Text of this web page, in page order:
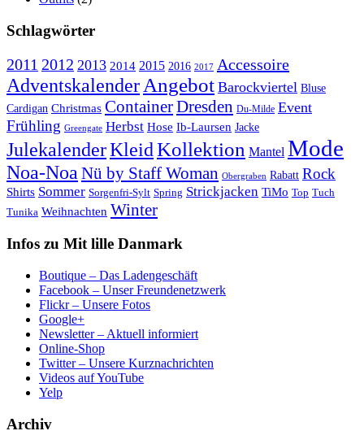
Schlagwörter
2011 2012 2013 2014 2015 2016 2017 Accessoire
Adventskalender Angebot Barockviertel Bluse
Cardigan Christmas ContainerDresden Du-Milde Event
Frühling Greengate Herbst Hose Ib-Laursen Jacke
JulekalenderKleidKollektion Mantel Mode
Noa-Noa Nü by Staff Woman Obergraben Rabatt Rock
Shirts Sommer Sorgenfri-Sylt Spring Strickjacken TiMo Top Tuch
Tunika Weihnachten Winter
Infos zu Mit lille Danmark
Boutique – Das Ladengeschäft
Facebook – Unser Freundenetzwerk
Flickr – Unsere Fotos
Google+
Newsletter – Aktuell informiert
Online-Shop
Twitter – Unsere Kurznachrichten
Videos auf YouTube
Yelp
Archiv